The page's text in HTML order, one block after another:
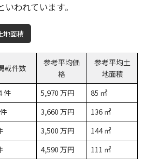
われています。
地面積
載件数
参考平均価
格
参考平均土
地面積
件 5,970 万円
85 ㎡
3,660 万円
136 ㎡
3,500 万円
144 ㎡
4,590 万円 111 ㎡